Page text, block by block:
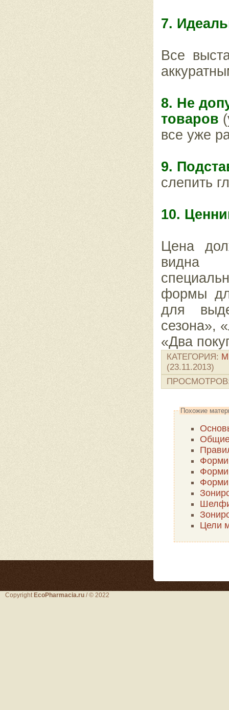
7.
Все
8. Не
товаров
все уже
9.
слепить
10.
Цена
видна
формы
для
сезона»,
«Два
КАТЕГОРИЯ:
(23.11.2013)
ПРОСМОТРОВ
Похожие
Общие
Цели
Copyright EcoPharmacia.ru / © 2022